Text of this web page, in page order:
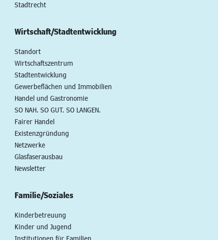
Stadtrecht
Wirtschaft/Stadtentwicklung
Standort
Wirtschaftszentrum
Stadtentwicklung
Gewerbeflächen und Immobilien
Handel und Gastronomie
SO NAH. SO GUT. SO LANGEN.
Fairer Handel
Existenzgründung
Netzwerke
Glasfaserausbau
Newsletter
Familie/Soziales
Kinderbetreuung
Kinder und Jugend